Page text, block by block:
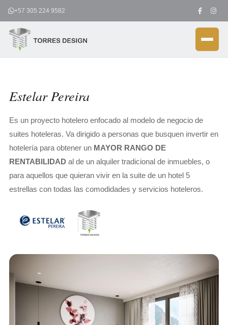
contenido
+57 305 224 9582
Estelar Pereira
Es un proyecto hotelero enfocado al modelo de negocio de
suites hoteleras. Va dirigido a personas que busquen invertir en
hotelería para obtener un MAYOR RANGO DE
RENTABILIDAD al de un alquiler tradicional de inmuebles, o
para aquellos que quieran vivir en la suite de un hotel 5
estrellas con todas las comodidades y servicios hoteleros.